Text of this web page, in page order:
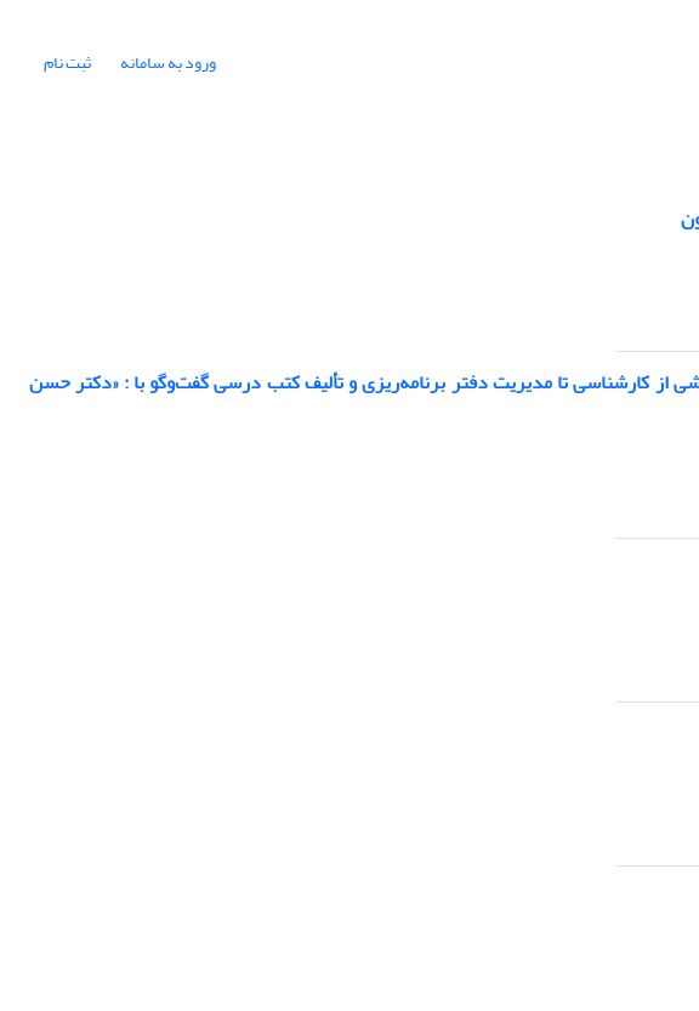
ورود به سامانه ثبت نام
از کارشناسی تا مدیریت دفتر برنامه‌ریزی و تألیف کتب درسی گفت‌وگو با : «دکتر حسن